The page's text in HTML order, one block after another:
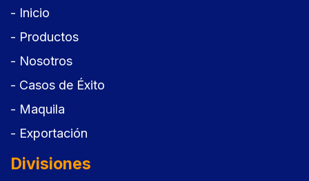
- Inicio
- Productos
- Nosotros
- Casos de Éxito
- Maquila
- Exportación
Divisiones